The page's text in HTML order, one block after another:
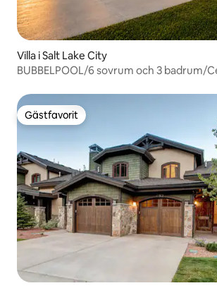
Villa i Salt Lake City
BUBBELPOOL/6 sovrum och 3 badrum/
Gästfavorit
Gästfavorit